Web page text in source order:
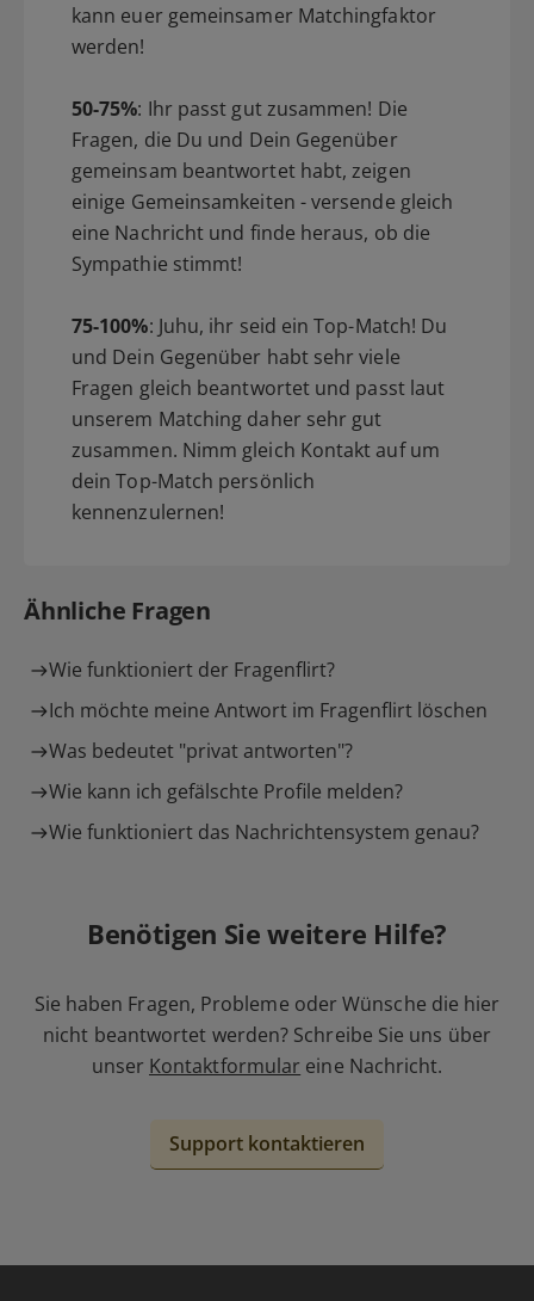
kann euer gemeinsamer Matchingfaktor
werden!
50-75%: Ihr passt gut zusammen! Die
Fragen, die Du und Dein Gegenüber
gemeinsam beantwortet habt, zeigen
einige Gemeinsamkeiten - versende gleich
eine Nachricht und finde heraus, ob die
Sympathie stimmt!
75-100%: Juhu, ihr seid ein Top-Match! Du
und Dein Gegenüber habt sehr viele
Fragen gleich beantwortet und passt laut
unserem Matching daher sehr gut
zusammen. Nimm gleich Kontakt auf um
dein Top-Match persönlich
kennenzulernen!
Ähnliche Fragen
Wie funktioniert der Fragenflirt?
Ich möchte meine Antwort im Fragenflirt löschen
Was bedeutet "privat antworten"?
Wie kann ich gefälschte Profile melden?
Wie funktioniert das Nachrichtensystem genau?
Benötigen Sie weitere Hilfe?
Sie haben Fragen, Probleme oder Wünsche die hier
nicht beantwortet werden? Schreibe Sie uns über
unser Kontaktformular eine Nachricht.
Support kontaktieren